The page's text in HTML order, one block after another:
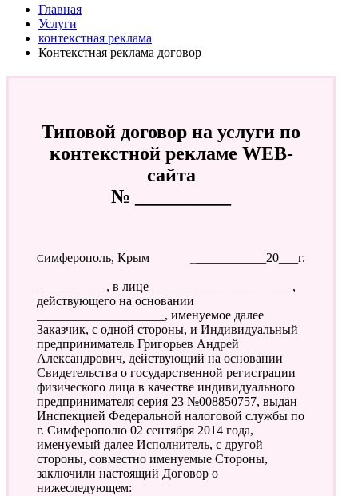
Главная
Услуги
контекстная реклама
Контекстная реклама договор
Типовой договор на услуги по
контекстной рекламе WEB-
сайта
№ __________
____________20___г.
Симферополь, Крым
действующего на основании
____________________, именуемое далее
Заказчик, с одной стороны, и Индивидуальный
предприниматель Григорьев Андрей
Александрович, действующий на основании
Свидетельства о государственной регистрации
физического лица в качестве индивидуального
предпринимателя серия 23 №008850757, выдан
Инспекцией Федеральной налоговой службы по
г. Симферополю 02 сентября 2014 года,
именуемый далее Исполнитель, с другой
стороны, совместно именуемые Стороны,
заключили настоящий Договор о
нижеследующем: